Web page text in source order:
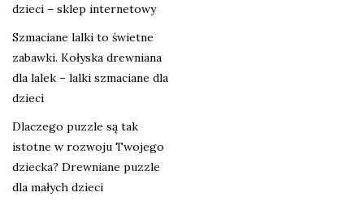
dzieci – sklep internetowy
Szmaciane lalki to świetne
zabawki. Kołyska drewniana
dla lalek – lalki szmaciane dla
dzieci
Dlaczego puzzle są tak
istotne w rozwoju Twojego
dziecka? Drewniane puzzle
dla małych dzieci